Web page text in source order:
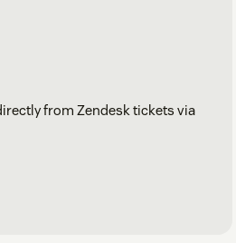
from Zendesk tickets via